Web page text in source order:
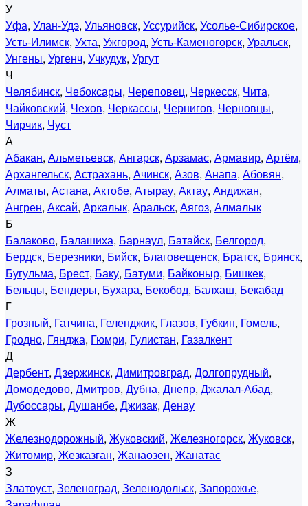
У
Уфа, Улан-Удэ, Ульяновск, Уссурийск, Усолье-Сибирское,
Усть-Илимск, Ухта, Ужгород, Усть-Каменогорск, Уральск,
Унгены, Ургенч, Учкудук, Ургут
Ч
Челябинск, Чебоксары, Череповец, Черкесск, Чита,
Чайковский, Чехов, Черкассы, Чернигов, Черновцы,
Чирчик, Чуст
А
Абакан, Альметьевск, Ангарск, Арзамас, Армавир, Артём,
Архангельск, Астрахань, Ачинск, Азов, Анапа, Абовян,
Алматы, Астана, Актобе, Атырау, Актау, Андижан,
Ангрен, Аксай, Аркалык, Аральск, Аягоз, Алмалык
Б
Балаково, Балашиха, Барнаул, Батайск, Белгород,
Бердск, Березники, Бийск, Благовещенск, Братск, Брянск,
Бугульма, Брест, Баку, Батуми, Байконыр, Бишкек,
Бельцы, Бендеры, Бухара, Бекобод, Балхаш, Бекабад
Г
Грозный, Гатчина, Геленджик, Глазов, Губкин, Гомель,
Гродно, Гянджа, Гюмри, Гулистан, Газалкент
Д
Дербент, Дзержинск, Димитровград, Долгопрудный,
Домодедово, Дмитров, Дубна, Днепр, Джалал-Абад,
Дубоссары, Душанбе, Джизак, Денау
Ж
Железнодорожный, Жуковский, Железногорск, Жуковск,
Житомир, Жезказган, Жанаозен, Жанатас
З
Златоуст, Зеленоград, Зеленодольск, Запорожье,